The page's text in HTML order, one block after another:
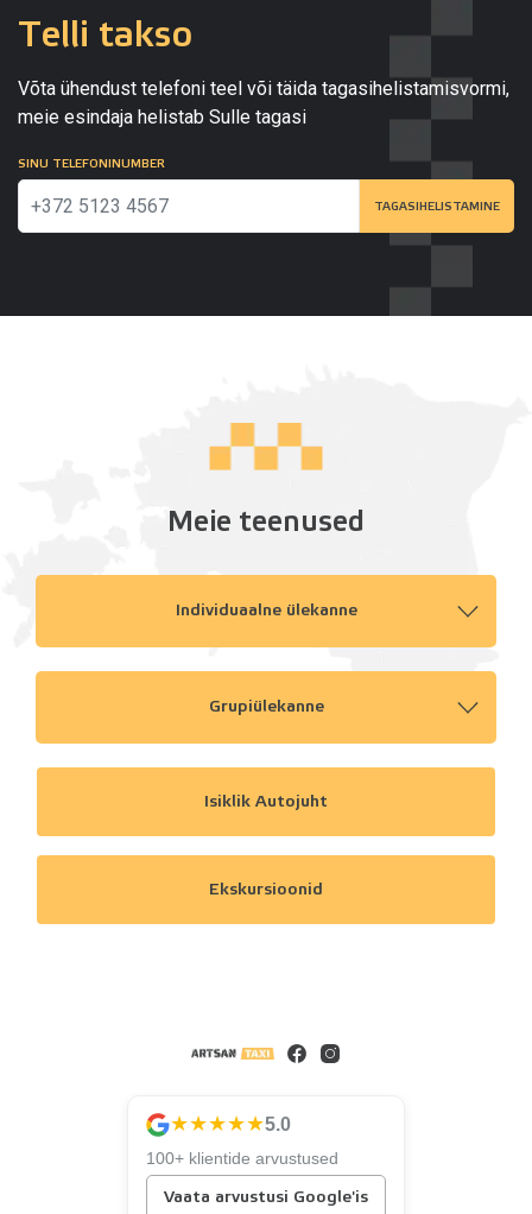
Telli takso
Võta ühendust telefoni teel või täida tagasihelistamisvormi,
meie esindaja helistab Sulle tagasi
SINU TELEFONINUMBER
TAGASIHELISTAMINE
Meie teenused
Individuaalne ülekanne
Grupiülekanne
Isiklik Autojuht
Ekskursioonid
★★★★★5.0
100+ klientide arvustused
Vaata arvustusi Google'is